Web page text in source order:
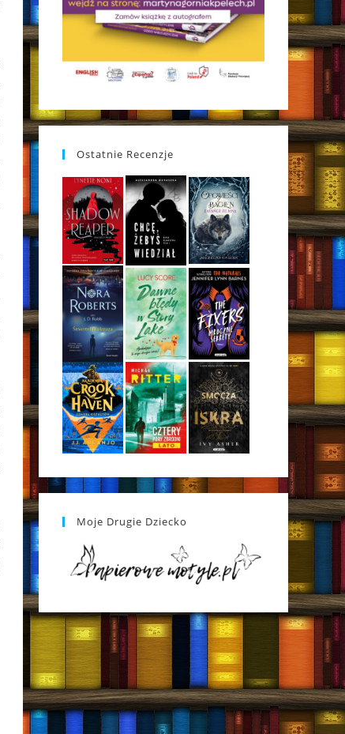
Ostatnie Recenzje
Moje Drugie Dziecko